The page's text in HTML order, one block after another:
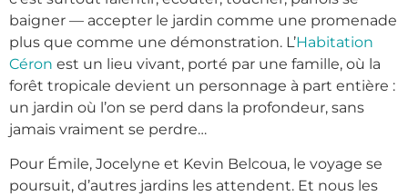
baigner — accepter le jardin comme une promenade
plus que comme une démonstration. L’Habitation
Céron est un lieu vivant, porté par une famille, où la
forêt tropicale devient un personnage à part entière :
un jardin où l’on se perd dans la profondeur, sans
jamais vraiment se perdre…
Pour Émile, Jocelyne et Kevin Belcoua, le voyage se
poursuit, d’autres jardins les attendent. Et nous les